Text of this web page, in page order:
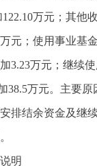
万元；其他
元；使用事业基
3.23万元；继续
38.5万元。主要
排结余资金及继
明